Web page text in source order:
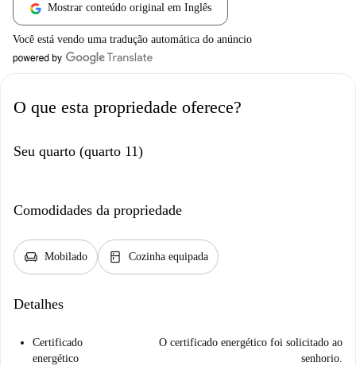
Mostrar conteúdo original em Inglês
Você está vendo uma tradução automática do anúncio
O que esta propriedade oferece?
Seu quarto (quarto 11)
Comodidades da propriedade
chair Mobilado kitchen Cozinha equipada
Detalhes
Certificado
energético
O certificado energético foi solicitado ao
senhorio.